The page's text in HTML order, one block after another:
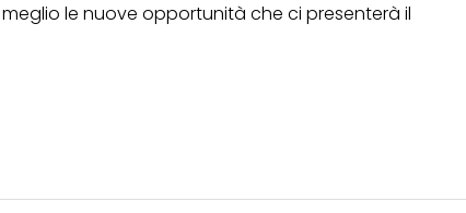
le nuove opportunità che ci presenterà il